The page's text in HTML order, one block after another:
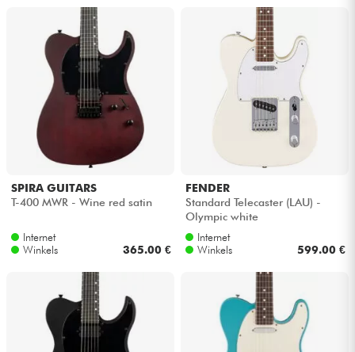
SPIRA GUITARS
T-400 MWR - Wine red satin
Internet
Winkels
365.00 €
FENDER
Standard Telecaster (LAU) -
Olympic white
Internet
Winkels
599.00 €